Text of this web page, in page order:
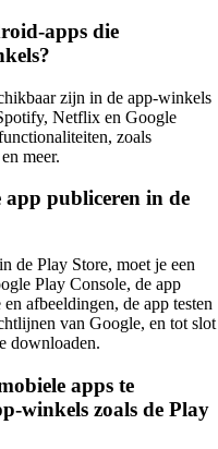
apps die
zijn in de app-winkels
Netflix en Google
zoals
meer.
publiceren in de
de Play Store, moet je een
Play Console, de app
afbeeldingen, de app testen
van Google, en tot slot
downloaden.
apps te
winkels zoals de Play